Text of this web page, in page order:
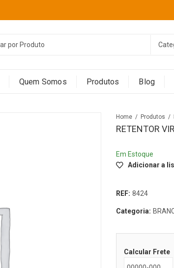
Quem Somos Produtos Blog
Home Produtos
RETENTOR
Em Estoque
Adicionar a
REF: 8424
Categoria:
Calcular Frete